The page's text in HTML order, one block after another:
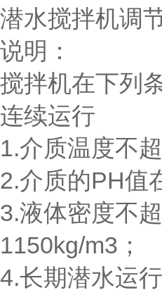
潜水搅拌机调
说明：
搅拌机在下列
连续运行
1.介质温度不
2.介质的PH值
3.液体密度不
1150kg/m3；
4.长期潜水运